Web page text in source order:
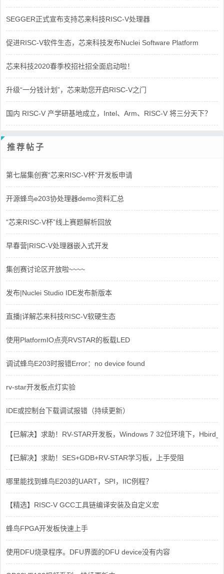
SEGGER正式宣布支持芯来科技RISC-V处理器
促进RISC-V软件生态，芯来科技发布Nuclei Software Platform
芯来科技2020春季校招社招全面启动啦！
升级“一分钱计划”，芯来助您开启RISC-V之门
国内 RISC-V 产学研基地成立，Intel、Arm、RISC-V 将三分天下？
推荐帖子
第七届集创赛“芯来RISC-V杯”开发板申请
开源蜂鸟e203协处理器demo资料汇总
“芯来RISC-V杯”线上赛题解析回放
早春营|RISC-V处理器嵌入式开发
集创赛讨论区开放啦~~~~
发布|Nuclei Studio IDE发布新版本
直播|详解芯来科技RISC-V软硬生态
使用PlatformIO点亮RVSTAR的板载LED
调试蜂鸟E203时报错Error：no device found
rv-star开发板点灯实验
IDE或控制台下载调试报错（持续更新）
【已解决】求助！RV-STAR开发板，Windows 7 32位环境下，
【已解决】求助！SES+GDB+RV-STAR学习板，上手受阻
哪里能找到蜂鸟E203的UART，SPI，IIC例程？
【精选】RISC-V GCC工具链编译安装及自定义宏
蜂鸟FPGA开发板快速上手
使用DFU烧录程序。DFU界面的DFU device没有内容